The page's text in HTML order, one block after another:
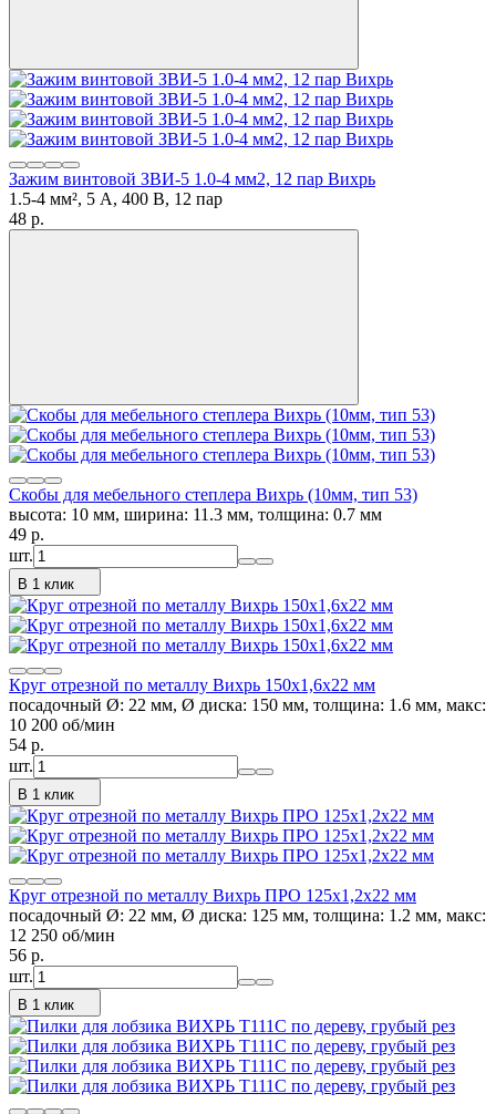
Зажим винтовой ЗВИ-5 1.0-4 мм2, 12 пар Вихрь
1.5-4 мм², 5 А, 400 В, 12 пар
48 p.
Скобы для мебельного степлера Вихрь (10мм, тип 53)
высота: 10 мм, ширина: 11.3 мм, толщина: 0.7 мм
49 p.
шт.
В 1 клик
Круг отрезной по металлу Вихрь 150х1,6х22 мм
посадочный Ø: 22 мм, Ø диска: 150 мм, толщина: 1.6 мм, макс:
10 200 об/мин
54 p.
шт.
В 1 клик
Круг отрезной по металлу Вихрь ПРО 125х1,2х22 мм
посадочный Ø: 22 мм, Ø диска: 125 мм, толщина: 1.2 мм, макс:
12 250 об/мин
56 p.
шт.
В 1 клик